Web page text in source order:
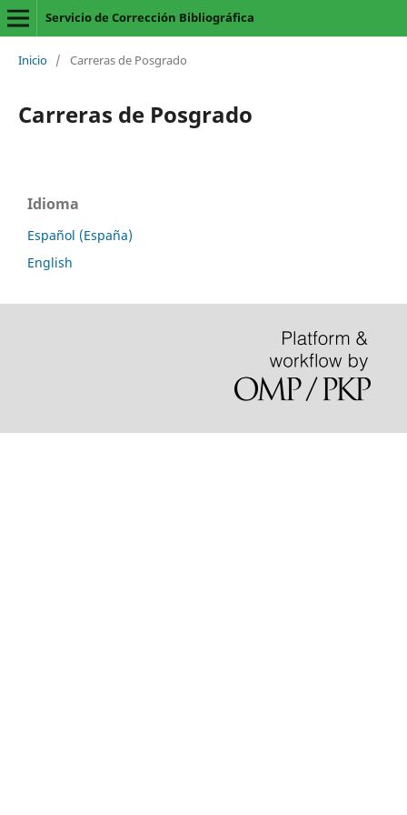
Servicio de Corrección Bibliográfica
Inicio / Carreras de Posgrado
Carreras de Posgrado
Idioma
Español (España)
English